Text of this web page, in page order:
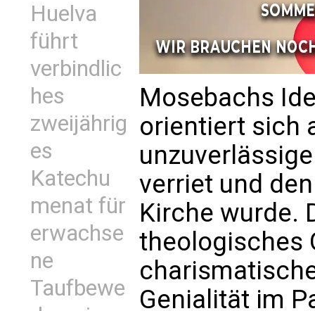
Huelva
führt
verbindlic
hes
zweijährig
es
Katechu
menat für
erwachse
ne
Taufbewe
Mosebachs
orientiert sich
verriet und
Kirche wurde.
theologisches
Genialität im